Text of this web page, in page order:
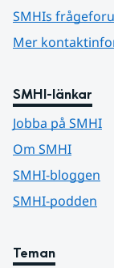
SMHIs
Mer
SMHI-länkar
Jobba på SMHI
Om SMHI
SMHI-bloggen
SMHI-podden
Teman